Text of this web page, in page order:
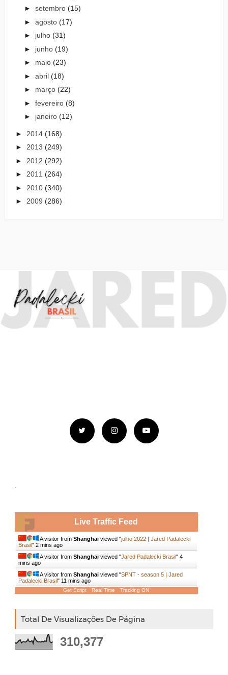
► setembro (15)
► agosto (17)
► julho (31)
► junho (19)
► maio (23)
► abril (18)
► março (22)
► fevereiro (8)
► janeiro (12)
► 2014 (168)
► 2013 (249)
► 2012 (292)
► 2011 (264)
► 2010 (340)
► 2009 (286)
.
Live Traffic Feed
A visitor from Shanghaiviewed "julho 2022 | Jared Padalecki
Brasil" 2 mins ago
A visitor from Shanghaiviewed "Jared Padalecki Brasil" 4
mins ago
A visitor from Shanghaiviewed "SPNT - season 5 | Jared
Padalecki Brasil" 11 mins ago
Get Script Real Time Tracking ON
Total De Visualizações De Página
310,377